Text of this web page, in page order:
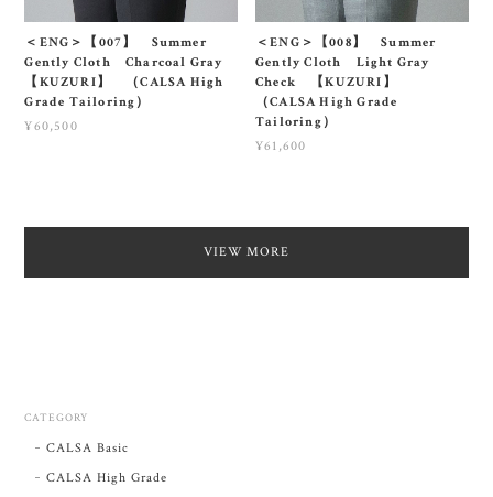
＜ENG＞【007】 Summer
Gently Cloth Charcoal Gray
【KUZURI】 （CALSA High
Grade Tailoring）
¥60,500
＜ENG＞【008】 Summer
Gently Cloth Light Gray
Check 【KUZURI】
（CALSA High Grade
Tailoring）
¥61,600
VIEW MORE
CATEGORY
CALSA Basic
CALSA High Grade